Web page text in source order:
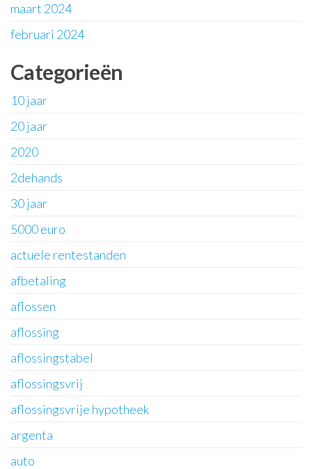
maart 2024
februari 2024
Categorieën
10 jaar
20 jaar
2020
2dehands
30 jaar
5000 euro
actuele rentestanden
afbetaling
aflossen
aflossing
aflossingstabel
aflossingsvrij
aflossingsvrije hypotheek
argenta
auto